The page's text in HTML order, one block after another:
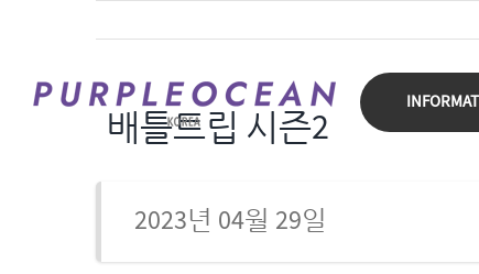
배틀트립 시즌2
2023년 04월 29일